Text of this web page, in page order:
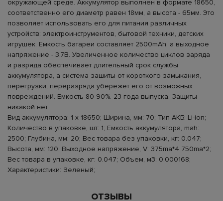
окружающей среде. Аккумулятор выполнен в формате 18650,
соответственно его диаметр равен 18мм, а высота - 65мм. Это
позволяет использовать его для питания различных
устройств: электроинструментов, бытовой техники, детских
игрушек. Емкость батареи составляет 2500mAh, а выходное
напряжение - 3.7В. Увеличенное количество циклов заряда
и разряда обеспечивает длительный срок службы
аккумулятора, а система зашиты от короткого замыкания,
перегрузки, переразряда убережет его от возможных
повреждений. Емкость 80-90%. 23 года выпуска. Защиты
никакой нет.
Вид аккумулятора: 1 х 18650; Ширина, мм: 70; Тип АКБ: Li-ion;
Количество в упаковке, шт: 1; Емкость аккумулятора, mah:
2500; Глубина, мм: 20; Вес товара без упаковки, кг: 0.047;
Высота, мм: 120; Выходное напряжение, V: 375ma*4 750ma*2;
Вес товара в упаковке, кг: 0.047; Объем, м3: 0.000168;
Характеристики: Зеленый;
ОТЗЫВЫ